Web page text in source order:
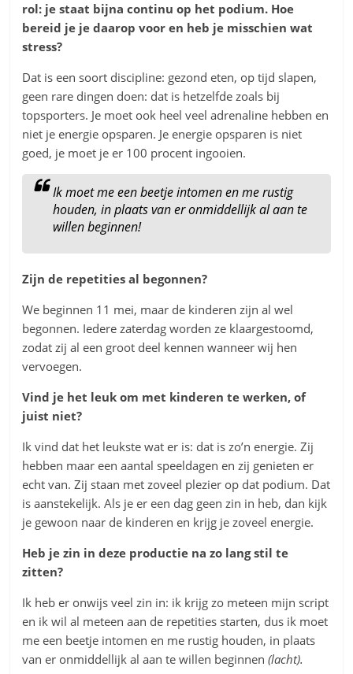
rol: je staat bijna continu op het podium. Hoe
bereid je je daarop voor en heb je misschien wat
stress?
Dat is een soort discipline: gezond eten, op tijd slapen,
geen rare dingen doen: dat is hetzelfde zoals bij
topsporters. Je moet ook heel veel adrenaline hebben en
niet je energie opsparen. Je energie opsparen is niet
goed, je moet je er 100 procent ingooien.
Ik moet me een beetje intomen en me rustig
houden, in plaats van er onmiddellijk al aan te
willen beginnen!
Zijn de repetities al begonnen?
We beginnen 11 mei, maar de kinderen zijn al wel
begonnen. Iedere zaterdag worden ze klaargestoomd,
zodat zij al een groot deel kennen wanneer wij hen
vervoegen.
Vind je het leuk om met kinderen te werken, of
juist niet?
Ik vind dat het leukste wat er is: dat is zo’n energie. Zij
hebben maar een aantal speeldagen en zij genieten er
echt van. Zij staan met zoveel plezier op dat podium. Dat
is aanstekelijk. Als je er een dag geen zin in heb, dan kijk
je gewoon naar de kinderen en krijg je zoveel energie.
Heb je zin in deze productie na zo lang stil te
zitten?
Ik heb er onwijs veel zin in: ik krijg zo meteen mijn script
en ik wil al meteen aan de repetities starten, dus ik moet
me een beetje intomen en me rustig houden, in plaats
van er onmiddellijk al aan te willen beginnen(lacht).